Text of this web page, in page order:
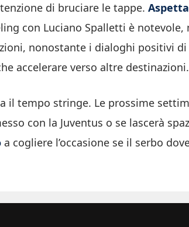
di bruciare le tappe.
con Luciano Spalletti è
nonostante i dialoghi positivi
accelerare verso altre destinazioni.
il tempo stringe. Le prossime
con la Juventus o se lascerà
a cogliere l’occasione se il serbo